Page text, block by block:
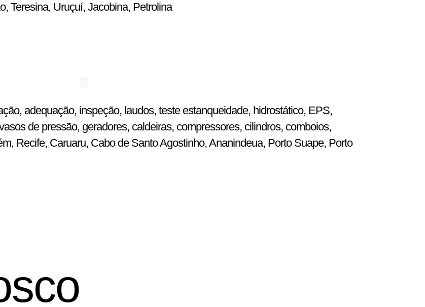
Teresina, Uruçuí, Jacobina, Petrolina
adequação, inspeção, laudos, teste estanqueidade, hidrostático, EPS,
de pressão, geradores, caldeiras, compressores, cilindros, comboios,
Recife, Caruaru, Cabo de Santo Agostinho, Ananindeua, Porto Suape, Porto